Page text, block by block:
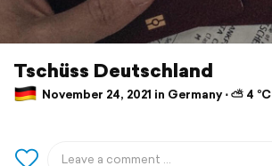
Tschüss Deutschland
November 24, 2021 in Germany ⋅ ⛅ 4 °C